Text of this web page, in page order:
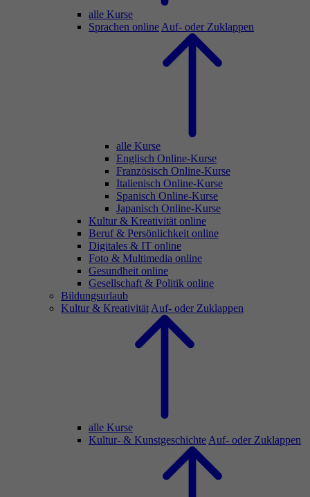
alle Kurse
Sprachen online Auf- oder Zuklappen
alle Kurse
Englisch Online-Kurse
Französisch Online-Kurse
Italienisch Online-Kurse
Spanisch Online-Kurse
Japanisch Online-Kurse
Kultur & Kreativität online
Beruf & Persönlichkeit online
Digitales & IT online
Foto & Multimedia online
Gesundheit online
Gesellschaft & Politik online
Bildungsurlaub
Kultur & Kreativität Auf- oder Zuklappen
alle Kurse
Kultur- & Kunstgeschichte Auf- oder Zuklappen